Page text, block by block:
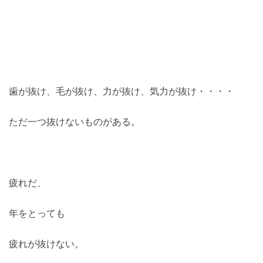
歯が抜け、毛が抜け、力が抜け、気力が抜け・・・・
ただ一つ抜けないものがある。
疲れだ、
年をとっても
疲れが抜けない。